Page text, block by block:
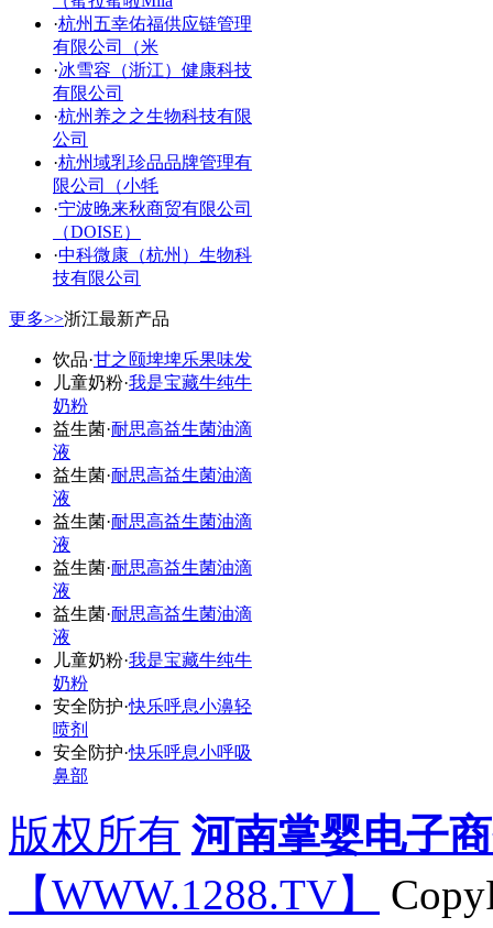
·杭州五幸佑福供应链管理
有限公司（米
·冰雪容（浙江）健康科技
有限公司
·杭州养之之生物科技有限
公司
·杭州域乳珍品品牌管理有
限公司（小牦
·宁波晚来秋商贸有限公司
（DOISE）
·中科微康（杭州）生物科
技有限公司
更多>>浙江最新产品
饮品·甘之颐埤埤乐果味发
儿童奶粉·我是宝藏牛纯牛
奶粉
益生菌·耐思高益生菌油滴
液
益生菌·耐思高益生菌油滴
液
益生菌·耐思高益生菌油滴
液
益生菌·耐思高益生菌油滴
液
益生菌·耐思高益生菌油滴
液
儿童奶粉·我是宝藏牛纯牛
奶粉
安全防护·快乐呼息小濞轻
喷剂
安全防护·快乐呼息小呼吸
鼻部
版权所有 河南掌婴电子
【WWW.1288.TV】